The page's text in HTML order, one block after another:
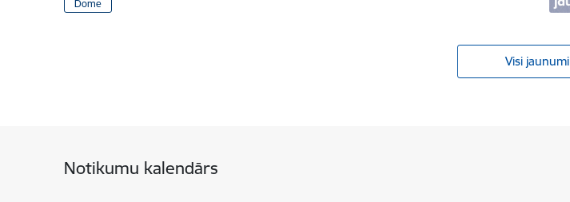
Dome
Visi jaunumi
Notikumu kalendārs